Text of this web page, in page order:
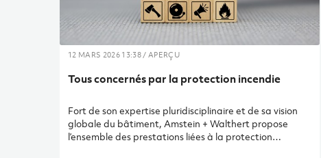
12 MARS 2026 13:38 / APERÇU
Tous concernés par la protection incendie
Fort de son expertise pluridisciplinaire et de sa vision
globale du bâtiment, Amstein + Walthert propose
l’ensemble des prestations liées à la protection